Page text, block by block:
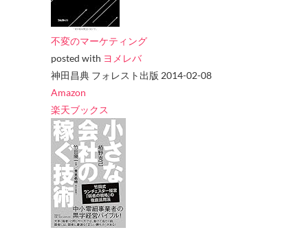
不変のマーケティング
posted with ヨメレバ
神田昌典 フォレスト出版 2014-02-08
Amazon
楽天ブックス